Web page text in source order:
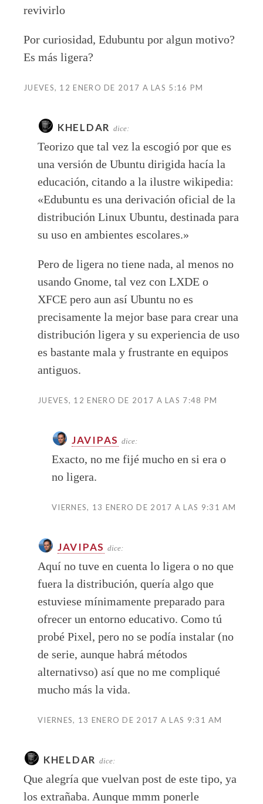
revivirlo
Por curiosidad, Edubuntu por algun motivo?
Es más ligera?
JUEVES, 12 ENERO DE 2017 A LAS 5:16 PM
KHELDAR dice:
Teorizo que tal vez la escogió por que es
una versión de Ubuntu dirigida hacía la
educación, citando a la ilustre wikipedia:
«Edubuntu es una derivación oficial de la
distribución Linux Ubuntu, destinada para
su uso en ambientes escolares.»
Pero de ligera no tiene nada, al menos no
usando Gnome, tal vez con LXDE o
XFCE pero aun así Ubuntu no es
precisamente la mejor base para crear una
distribución ligera y su experiencia de uso
es bastante mala y frustrante en equipos
antiguos.
JUEVES, 12 ENERO DE 2017 A LAS 7:48 PM
JAVIPAS dice:
Exacto, no me fijé mucho en si era o
no ligera.
VIERNES, 13 ENERO DE 2017 A LAS 9:31 AM
JAVIPAS dice:
Aquí no tuve en cuenta lo ligera o no que
fuera la distribución, quería algo que
estuviese mínimamente preparado para
ofrecer un entorno educativo. Como tú
probé Pixel, pero no se podía instalar (no
de serie, aunque habrá métodos
alternativso) así que no me compliqué
mucho más la vida.
VIERNES, 13 ENERO DE 2017 A LAS 9:31 AM
KHELDAR dice:
Que alegría que vuelvan post de este tipo, ya
los extrañaba. Aunque mmm ponerle